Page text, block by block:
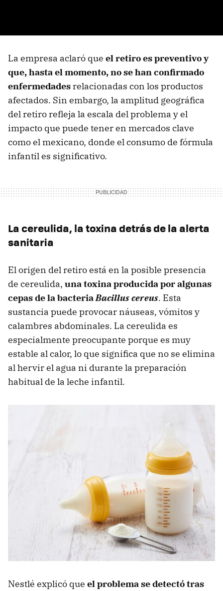
La empresa aclaró que el retiro es preventivo y
que, hasta el momento, no se han confirmado
enfermedades relacionadas con los productos
afectados. Sin embargo, la amplitud geográfica
del retiro refleja la escala del problema y el
impacto que puede tener en mercados clave
como el mexicano, donde el consumo de fórmula
infantil es significativo.
La cereulida, la toxina detrás de la alerta
sanitaria
El origen del retiro está en la posible presencia
de cereulida, una toxina producida por algunas
cepas de la bacteriaBacillus cereus. Esta
sustancia puede provocar náuseas, vómitos y
calambres abdominales. La cereulida es
especialmente preocupante porque es muy
estable al calor, lo que significa que no se elimina
al hervir el agua ni durante la preparación
habitual de la leche infantil.
Nestlé explicó que el problema se detectó tras